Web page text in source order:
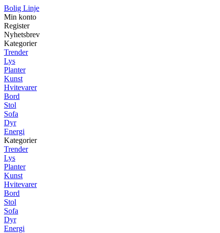
Bolig Linje
Min konto
Register
Nyhetsbrev
Kategorier
Trender
Lys
Planter
Kunst
Hvitevarer
Bord
Stol
Sofa
Dyr
Energi
Kategorier
Trender
Lys
Planter
Kunst
Hvitevarer
Bord
Stol
Sofa
Dyr
Energi